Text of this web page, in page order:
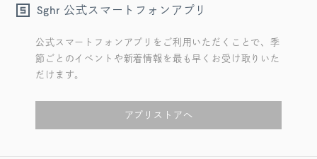
Sghr 公式スマートフォンアプリ
公式スマートフォンアプリをご利用いただくことで、季
節ごとのイベントや新着情報を最も早くお受け取りいた
だけます。
アプリストアへ